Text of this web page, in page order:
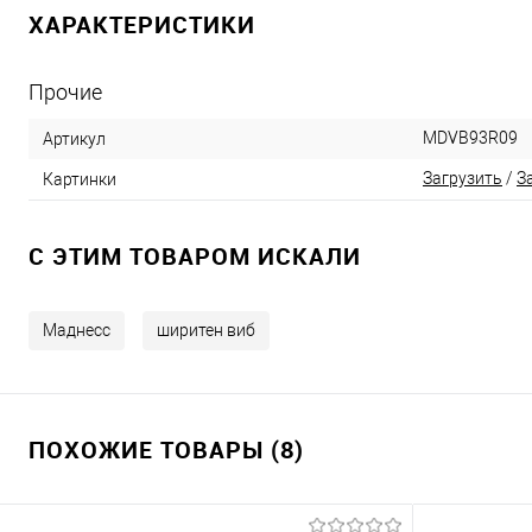
ХАРАКТЕРИСТИКИ
Прочие
Артикул MDVB93R09
Картинки Загрузить /
C ЭТИМ ТОВАРОМ ИСКАЛИ
Маднесс ширитен виб
ПОХОЖИЕ ТОВАРЫ (8)